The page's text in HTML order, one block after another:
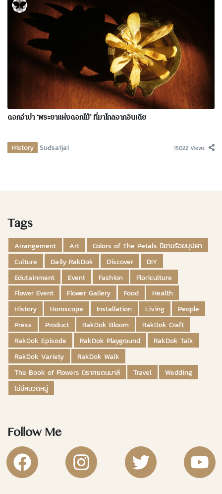
ดอกจำปา ‘พระยาแห่งดอกไม้’ ที่มาไกลจากอินเดีย
History Sudsaijai 15022 Views
Tags
Arrangement Art
Colors of The Petals นิยามร้อยบุปผา
Culture
Daily RakDok Discover
DIY
Edutainment
Event Fashion
Floriculture
Flower Event
Flower Gallery Food
Health
History
Horoscope Installation Living
People
Press
Product RakDok Bloom
RakDok Craft
RakDok Episode
RakDok Playground
RakDok Talk
RakDok Variety
RakDok Walk
The Book of Flowers นิราศแดนมาลี
Travel
Wedding
ไม่มีหมวดหมู่
Follow Me
RakDok Channel FacebookRakDok Channel Instagram
RakDok Twitter Rakdok